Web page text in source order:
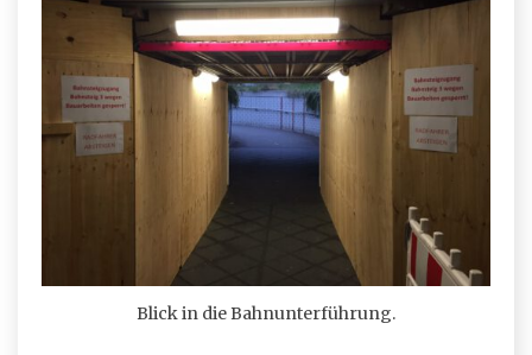
Blick in die Bahnunterführung.